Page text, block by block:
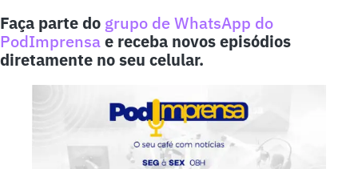
Faça parte do grupo de WhatsApp do
PodImprensae receba novos episódios
diretamente no seu celular.